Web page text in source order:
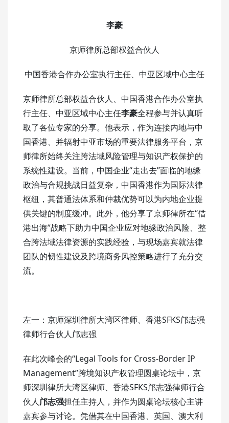
李豪
京师律所总部权益合伙人
中国香港合作办公室执行主任、中亚区域中心主任
京师律所总部权益合伙人、中国香港合作办公室执
行主任、中亚区域中心主任李豪全程参与并认真听
取了各位专家的分享。他表示，作为连接内地与中
国香港、并辐射中亚市场的重要法律服务平台，京
师律所始终关注跨法域风险管理与知识产权保护的
系统性建设。当前，中国企业“走出去”面临的地缘
政治与合规挑战日益复杂，中国香港作为国际法律
枢纽，其普通法体系和仲裁优势可以为内地企业提
供关键的制度缓冲。此外，他分享了京师律所在“借
港出海”战略下助力中国企业应对地缘政治风险、整
合跨法域法律资源的实践经验，与现场嘉宾就法律
团队的韧性建设及跨境商务风控策略进行了充分交
流。
左一：京师深圳律所大湾区律师、香港SFKS邝志强
律师行合伙人邝志强
在此次峰会的“Legal Tools for Cross‑Border IP
Management”跨境知识产权管理圆桌论坛中，京
师深圳律所大湾区律师、香港SFKS邝志强律师行合
伙人邝志强担任主持人，并作为圆桌论坛核心主讲
嘉宾参与讨论。凭借其在中国香港、英国、澳大利